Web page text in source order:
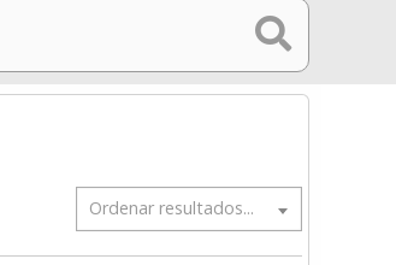
Ordenar resultados...